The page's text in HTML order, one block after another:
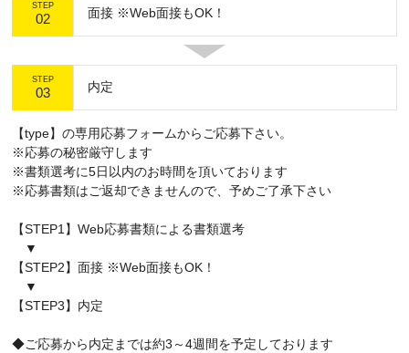
STEP
02 面接 ※Web面接もOK！
STEP
03 内定
【type】の専用応募フォームからご応募下さい。
※応募の秘密厳守します
※書類選考に5日以内のお時間を頂いております
※応募書類はご返却できませんので、予めご了承下さい
【STEP1】Web応募書類による書類選考
▼
【STEP2】面接 ※Web面接もOK！
▼
【STEP3】内定
◆ご応募から内定までは約3～4週間を予定しております